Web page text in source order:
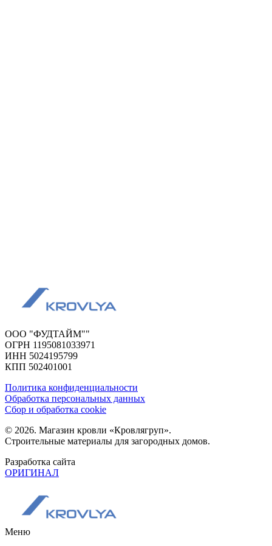
ООО "ФУДТАЙМ""
ОГРН 1195081033971
ИНН 5024195799
КПП 502401001
Политика конфиденциальности
Обработка персональных данных
Сбор и обработка cookie
© 2026. Магазин кровли «Кровлягруп».
Строительные материалы для загородных домов.
Разработка сайта
ОРИГИНАЛ
Меню